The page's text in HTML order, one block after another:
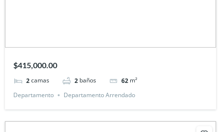
$415,000.00
2camas 2 baños 62 m²
Departamento
Departamento Arrendado